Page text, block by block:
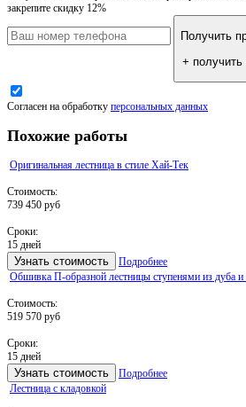
закрепите скидку 12%
Получить
+ получить
Согласен на обработку персональных данных
Похожие работы
Оригинальная лестница в стиле Хай-Тек
Стоимость:
739 450 руб
Сроки:
15 дней
Узнать стоимость
Подробнее
Обшивка П-образной лестницы ступенями из дуба
Стоимость:
519 570 руб
Сроки:
15 дней
Узнать стоимость
Подробнее
Лестница с кладовкой